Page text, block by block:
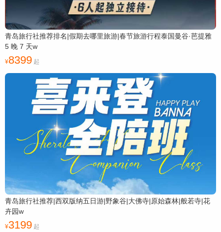
青岛旅行社推荐排名|假期去哪里旅游|春节旅游行程泰国曼谷·芭提雅
5 晚 7 天w
8399 起
青岛旅行社推荐|西双版纳五日游|野象谷|大佛寺|原始森林|般若寺|花
卉园w
3199 起